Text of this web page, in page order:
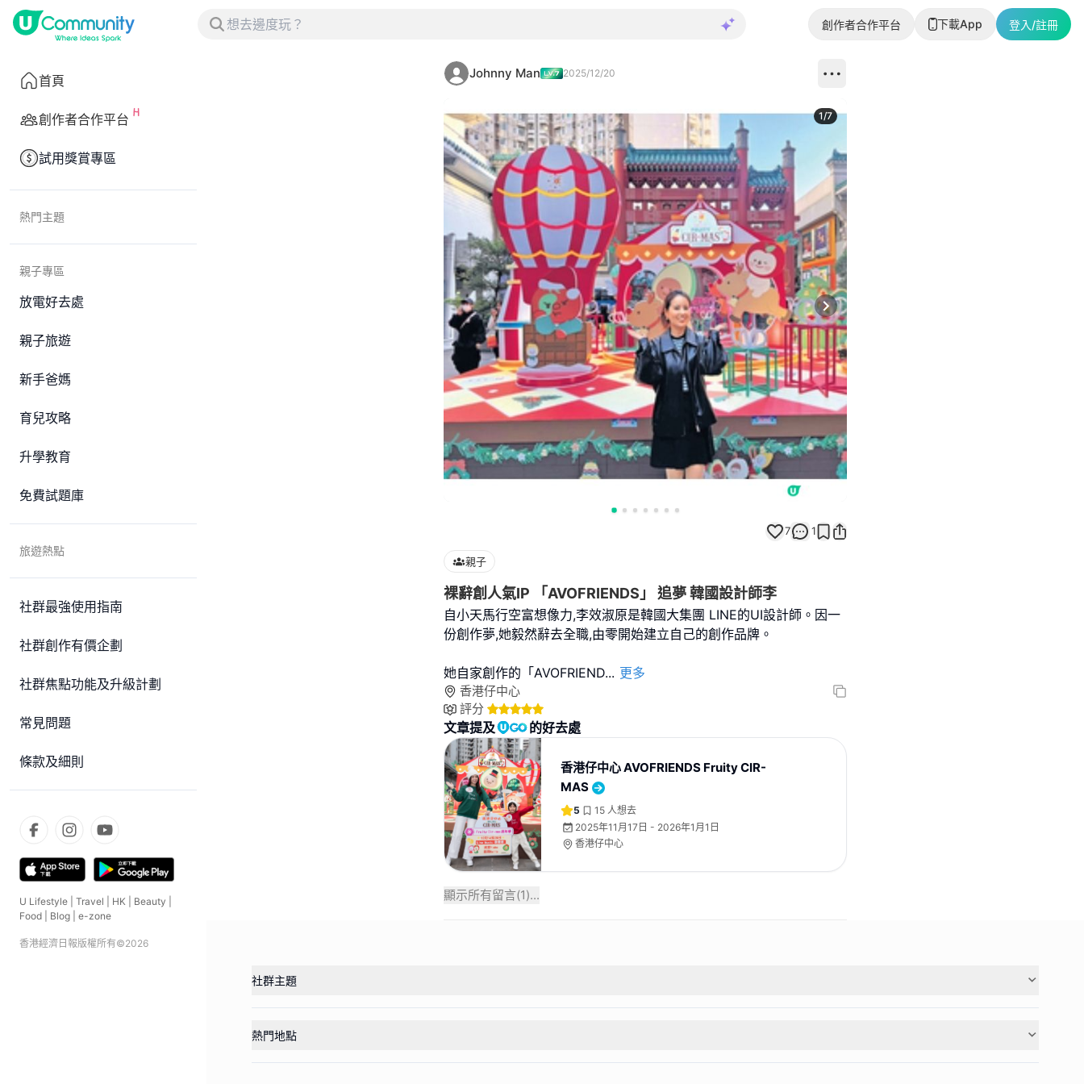
創作者合作平台 下載App 登入/註冊
首頁
創作者合作平台
試用獎賞專區
熱門主題
親子專區
放電好去處
親子旅遊
新手爸媽
育兒攻略
升學教育
免費試題庫
旅遊熱點
社群最強使用指南
社群創作有價企劃
社群焦點功能及升級計劃
常見問題
條款及細則
U Lifestyle Travel HK Beauty
Food
Blog e-zone
香港經濟日報版權所有©2026
Johnny Man 2025/12/20
Next slide
1/7
7 1
親子
裸辭創人氣IP 「AVOFRIENDS」 追夢 韓國設計師李
自小天馬行空富想像力,李效淑原是韓國大集團 LINE的UI設計師。因一
份創作夢,她毅然辭去全職,由零開始建立自己的創作品牌。
她自家創作的「AVOFRIEND... 更多
香港仔中心
評分
文章提及 的好去處
香港仔中心 AVOFRIENDS Fruity CIR-
MAS
5 15 人想去
2025年11月17日 - 2026年1月1日
香港仔中心
顯示所有留言(1)...
社群主題
熱門地點